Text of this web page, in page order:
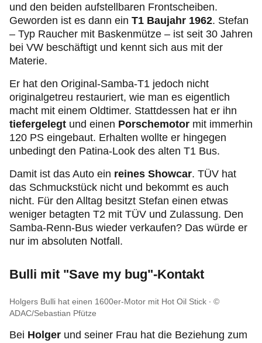
und den beiden aufstellbaren Frontscheiben.
Geworden ist es dann ein T1 Baujahr 1962. Stefan
– Typ Raucher mit Baskenmütze – ist seit 30 Jahren
bei VW beschäftigt und kennt sich aus mit der
Materie.
Er hat den Original-Samba-T1 jedoch nicht
originalgetreu restauriert, wie man es eigentlich
macht mit einem Oldtimer. Stattdessen hat er ihn
tiefergelegt und einen Porschemotor mit immerhin
120 PS eingebaut. Erhalten wollte er hingegen
unbedingt den Patina-Look des alten T1 Bus.
Damit ist das Auto ein reines Showcar. TÜV hat
das Schmuckstück nicht und bekommt es auch
nicht. Für den Alltag besitzt Stefan einen etwas
weniger betagten T2 mit TÜV und Zulassung. Den
Samba-Renn-Bus wieder verkaufen? Das würde er
nur im absoluten Notfall.
Bulli mit "Save my bug"-Kontakt
Holgers Bulli hat einen 1600er-Motor mit Hot Oil Stick
©
ADAC/Sebastian Pfütze
Bei Holger und seiner Frau hat die Beziehung zum